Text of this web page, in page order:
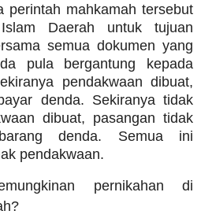
perintah mahkamah tersebut
Daerah untuk tujuan
semua dokumen yang
pula bergantung kepada
pendakwaan dibuat,
denda. Sekiranya tidak
dibuat, pasangan tidak
denda. Semua ini
pendakwaan.
pernikahan di